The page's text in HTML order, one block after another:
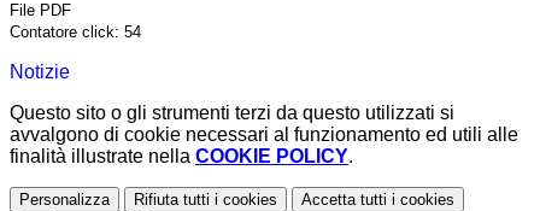
File PDF
Contatore click: 54
Notizie
Questo sito o gli strumenti terzi da questo utilizzati si
avvalgono di cookie necessari al funzionamento ed utili alle
finalità illustrate nella COOKIE POLICY.
Personalizza Rifiuta tutti i cookies Accetta tutti i cookies